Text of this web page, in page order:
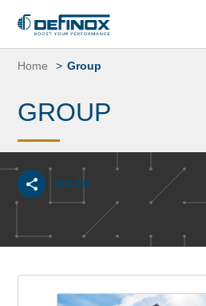
Zum
unsereDokumentenbibliothek
Home Group
GROUP
TEILEN